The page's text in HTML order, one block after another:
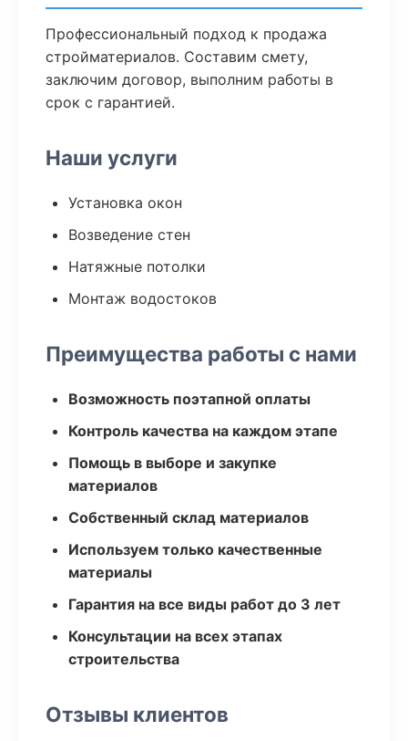
Профессиональный подход к продажа
стройматериалов. Составим смету,
заключим договор, выполним работы в
срок с гарантией.
Наши услуги
Установка окон
Возведение стен
Натяжные потолки
Монтаж водостоков
Преимущества работы с нами
Возможность поэтапной оплаты
Контроль качества на каждом этапе
Помощь в выборе и закупке
материалов
Собственный склад материалов
Используем только качественные
материалы
Гарантия на все виды работ до 3 лет
Консультации на всех этапах
строительства
Отзывы клиентов